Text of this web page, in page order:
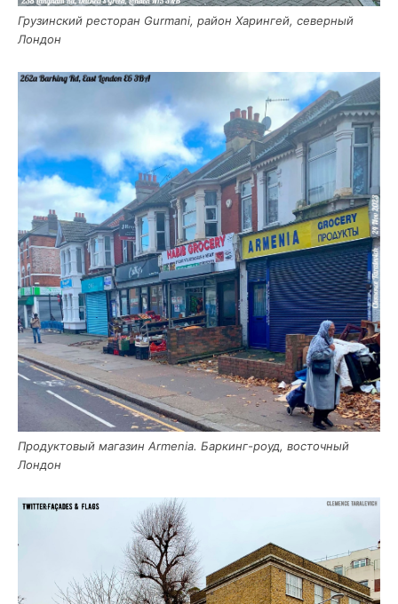
Гру­зин­ский ресто­ран Gurmani, рай­он Харин­гей, север­ный
Лондон
Про­дук­то­вый мага­зин Armenia. Бар­кинг-роуд, восточ­ный
Лондон